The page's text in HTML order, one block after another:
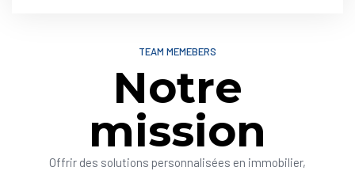
TEAM MEMEBERS
Notre
mission
Offrir des solutions personnalisées en immobilier,